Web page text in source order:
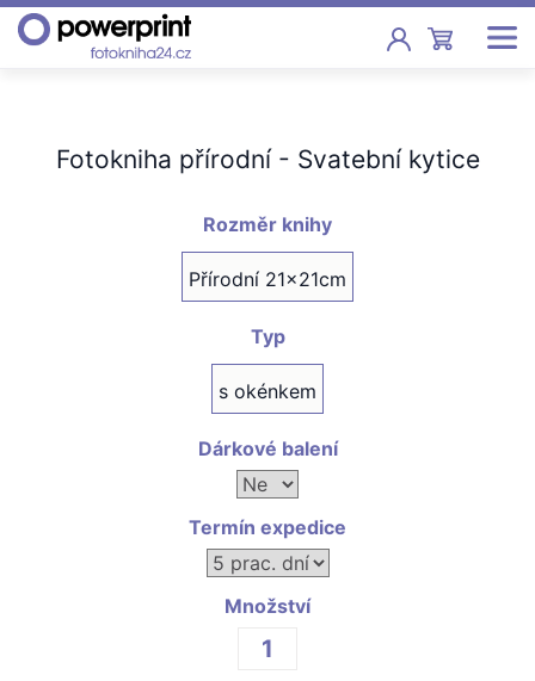
Pevná vazba, sešity, poukazy
Fotokalendáře
Fotoknihy a dárky pro školy
Hrnky, magnety, trička…
Fotokniha přírodní - Svatební kytice
Rozměr knihy
Přírodní 21x21cm
Typ
s okénkem
Dárkové balení
Termín expedice
Množství